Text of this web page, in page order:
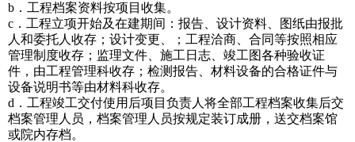
b．工程档案资料按项目收集。
c．工程立项开始及在建期间：报告、设计资料、图纸由报批
人和委托人收存；设计变更、；工程洽商、合同等按照相应
管理制度收存；监理文件、施工日志、竣工图各种验收证
件，由工程管理科收存；检测报告、材料设备的合格证件与
设备说明书等由材料科收存。
d．工程竣工交付使用后项目负责人将全部工程档案收集后交
档案管理人员，档案管理人员按规定装订成册，送交档案馆
或院内存档。